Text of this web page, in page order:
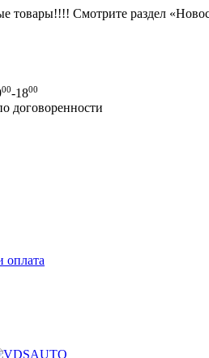
товары!!!! Смотрите раздел
00-1800
договоренности
оплата